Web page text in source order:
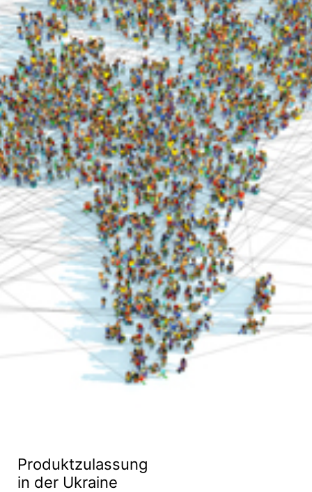
Produktzulassung
in der Ukraine